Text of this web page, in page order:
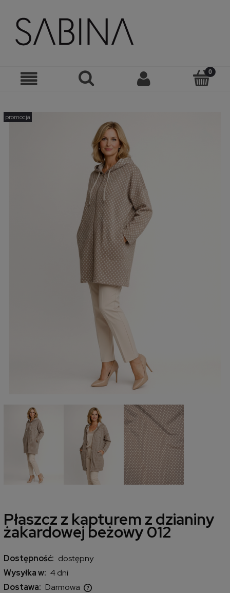
promocja
Płaszcz z kapturem z dzianiny
żakardowej beżowy 012
Dostępność: dostępny
Wysyłka w: 4 dni
Dostawa: Darmowa